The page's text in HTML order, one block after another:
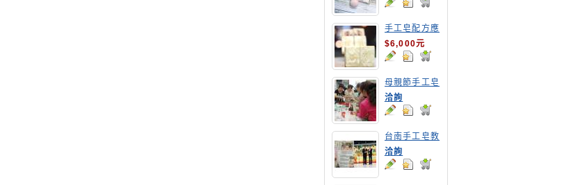
手工皂配方應
用班
$6,000元
母親節手工皂
教學
洽詢
台南手工皂教
學,高雄手工
皂教學
洽詢